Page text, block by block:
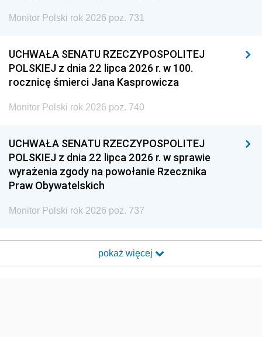
Monitor Polski rok 2026 poz. 731
UCHWAŁA SENATU RZECZYPOSPOLITEJ
POLSKIEJ z dnia 22 lipca 2026 r. w 100.
rocznicę śmierci Jana Kasprowicza
Monitor Polski rok 2026 poz. 740
UCHWAŁA SENATU RZECZYPOSPOLITEJ
POLSKIEJ z dnia 22 lipca 2026 r. w sprawie
wyrażenia zgody na powołanie Rzecznika
Praw Obywatelskich
Monitor Polski rok 2026 poz. 737
pokaż więcej